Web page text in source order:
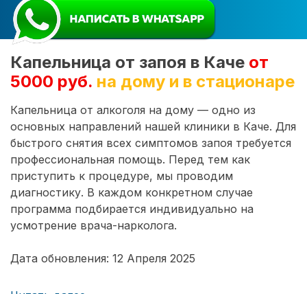
Капельница от запоя в Каче от
5000 руб. на дому и в стационаре
Капельница от алкоголя на дому — одно из
основных направлений нашей клиники в Каче. Для
быстрого снятия всех симптомов запоя требуется
профессиональная помощь. Перед тем как
приступить к процедуре, мы проводим
диагностику. В каждом конкретном случае
программа подбирается индивидуально на
усмотрение врача-нарколога.
Дата обновления: 12 Апреля 2025